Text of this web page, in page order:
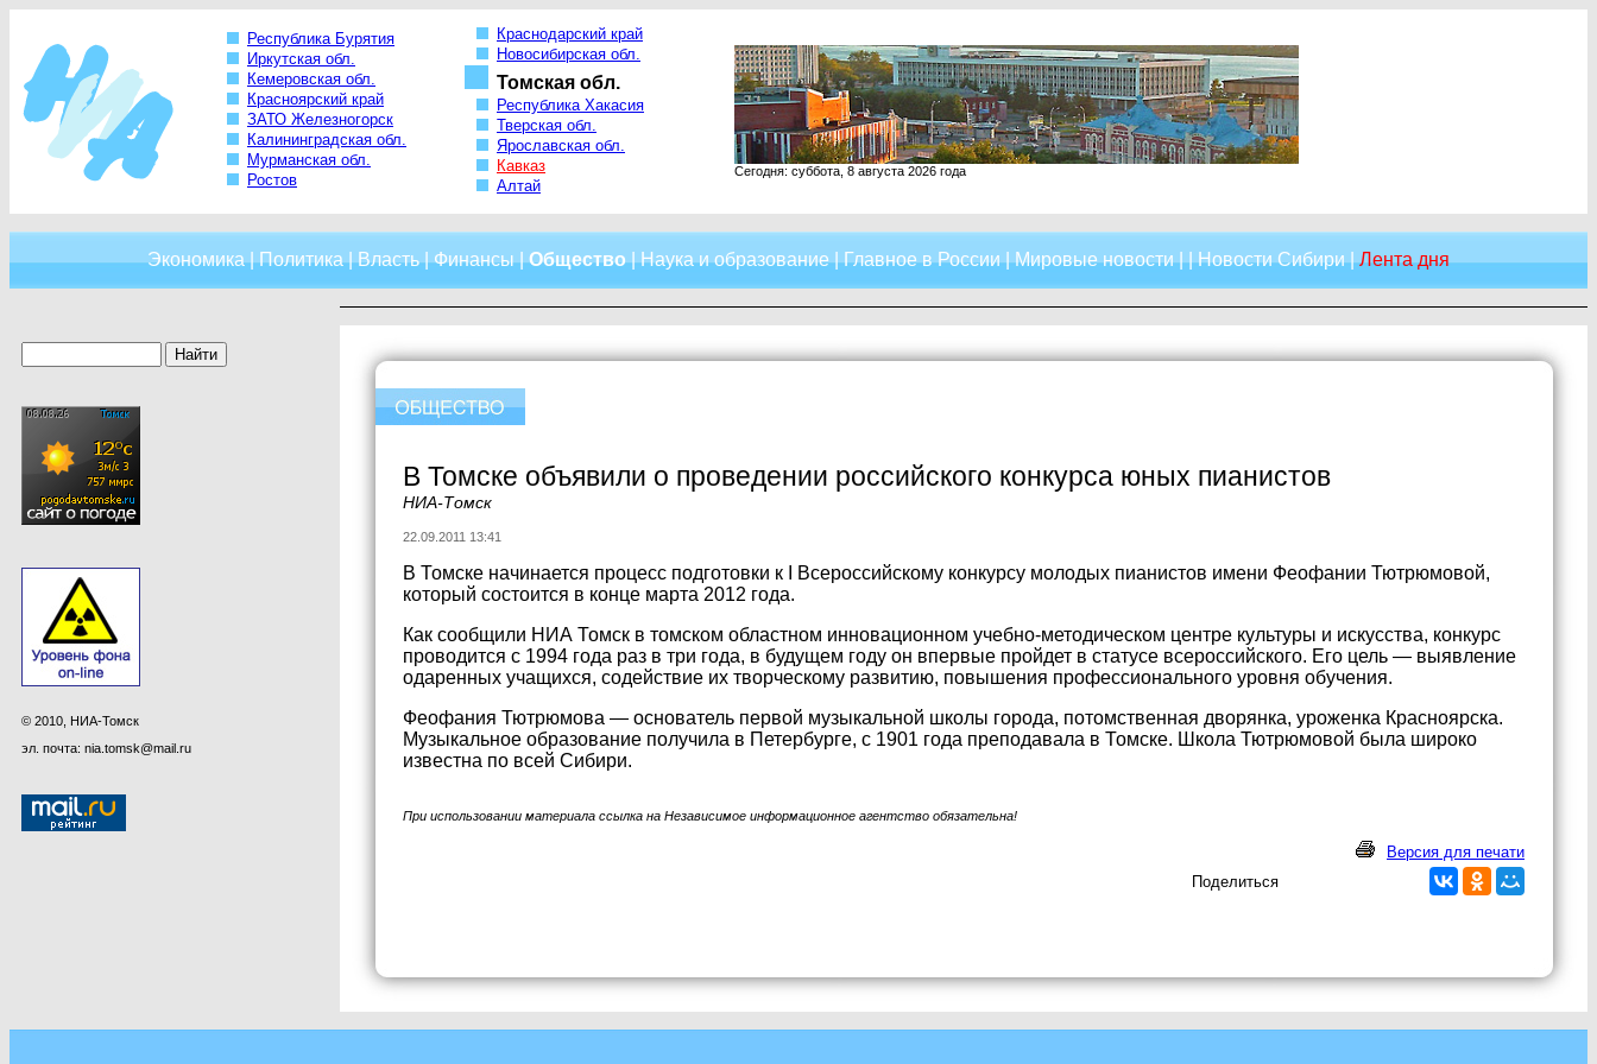
Республика Бурятия
Иркутская обл.
Кемеровская обл.
Красноярский край
ЗАТО Железногорск
Калининградская обл.
Мурманская обл.
Ростов
Краснодарский край
Новосибирская обл.
Томская обл.
Республика Хакасия
Тверская обл.
Ярославская обл.
Кавказ
Алтай
Сегодня: суббота, 8 августа 2026 года
Экономика|Политика|Власть|Финансы|Общество|Наука и образование|Главное в России|Мировые новости| |Новости Сибири|Лента дня
© 2010, НИА-Томск
эл. почта: nia.tomsk@mail.ru
В Томске объявили о проведении российского конкурса юных пианистов
НИА-Томск
22.09.2011 13:41
В Томске начинается процесс подготовки к I Всероссийскому конкурсу молодых пианистов имени Феофании Тютрюмовой,
который состоится в конце марта 2012 года.
Как сообщили НИА Томск в томском областном инновационном учебно-методическом центре культуры и искусства, конкурс
проводится с 1994 года раз в три года, в будущем году он впервые пройдет в статусе всероссийского. Его цель — выявление
одаренных учащихся, содействие их творческому развитию, повышения профессионального уровня обучения.
Феофания Тютрюмова — основатель первой музыкальной школы города, потомственная дворянка, уроженка Красноярска.
Музыкальное образование получила в Петербурге, с 1901 года преподавала в Томске. Школа Тютрюмовой была широко
известна по всей Сибири.
При использовании материала ссылка на Независимое информационное агентство обязательна!
Версия для печати
Поделиться